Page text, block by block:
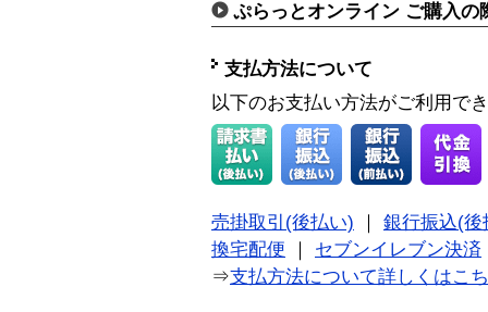
ぷらっとオンライン ご購入の
支払方法について
以下のお支払い方法がご利用で
売掛取引(後払い)
銀行振込(後
換宅配便
セブンイレブン決済
⇒支払方法について詳しくはこ